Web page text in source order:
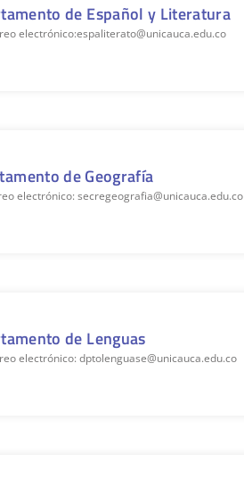
de Español y Literatura
electrónico:espaliterato@unicauca.edu.co
de Geografía
electrónico: secregeografia@unicauca.edu.co
de Lenguas
electrónico: dptolenguase@unicauca.edu.co